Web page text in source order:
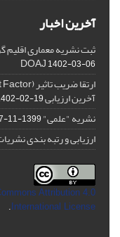
آخرین اخبار
ثبت نشریه معماری
DOAJ1402-03-06
آخرین ارزیابی ISC02-19
نشریه "علمی"1399-11-27
ارزیابی و رتبه بندی
Attribution 4.0
International License
.